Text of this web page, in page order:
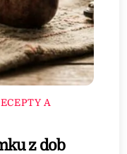
A
z dob